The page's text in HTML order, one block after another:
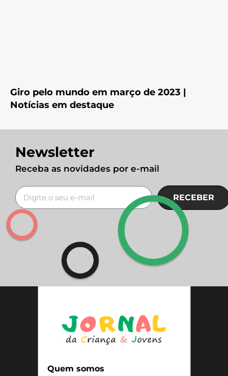
Giro pelo mundo em março de 2023 |
Notícias em destaque
Newsletter
Receba as novidades por e-mail
RECEBER
Quem somos